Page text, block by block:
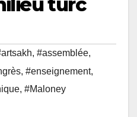
turc
, #assemblée,
, #enseignement,
, #Maloney